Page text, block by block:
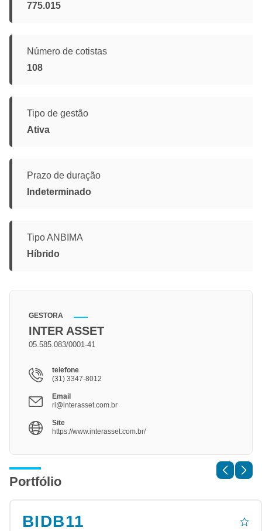
775.015
Número de cotistas
108
Tipo de gestão
Ativa
Prazo de duração
Indeterminado
Tipo ANBIMA
Híbrido
GESTORA
INTER ASSET
05.585.083/0001-41
telefone
(31) 3347-8012
Email
ri@interasset.com.br
Site
https://www.interasset.com.br/
Portfólio
BIDB11